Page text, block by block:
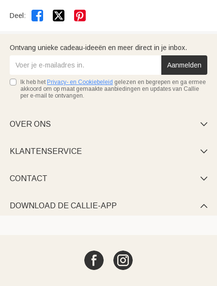
Deel:  
Ontvang unieke cadeau-ideeën en meer direct in je inbox.
Aanmelden
Ik heb het Privacy- en Cookiebeleid gelezen en begrepen en ga ermee
akkoord om op maat gemaakte aanbiedingen en updates van Callie
per e-mail te ontvangen.
OVER ONS 
KLANTENSERVICE 
CONTACT 
DOWNLOAD DE CALLIE-APP 